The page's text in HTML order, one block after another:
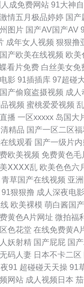
色色五月 超碰人人擼 久久理
级 91吃瓜黑社 91探花黑丝在
片 日本一本本兔费区 亚洲另
视频 精品自拍傳媒 欧日韩美
堂 白丝巨乳被后入 东方成人
人色网 欧美另类第34页 99精
啪啪啪 国产少萝视频麻豆
碰久久综合 精品91 欧美综合
页影院 久久分区操 欧美日P
日韩综合三区 老司机青娱乐
AⅤ大香蕉 91传媒色网站 91n
成免费网站 91大神
激情五月极品婷婷 国产
图片 国产AV国产AV
成年女人视频 狠狠撸
国产欧美在线视频 欧美
看片免费 白丝美女免
影 91插插库 97超碰
国产偷窥盗摄视频 成人
视频 蜜桃爱爱视频
播 一区xxxxx 岛国大
精品 国产一区二区福
线观看 国产一级片
欧美视频 免费黄色毛
ⅩⅩⅩⅩ乱 欧美色色六
青草国产在线视频 亚
91狠狠撸 成人深夜电影
欧美裸模 萌白酱国
黄色A片网址 微拍福
色花堂 在线免费黄A
人妖射精 国产屁屁 国
码人妻 日本不卡二区
91 超碰碰天天操 91
网站 成人视频日本